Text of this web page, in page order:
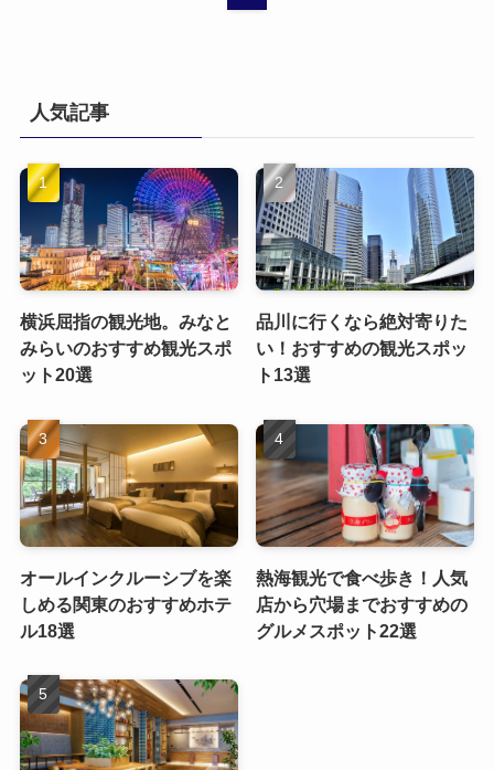
人気記事
横浜屈指の観光地。みなと
みらいのおすすめ観光スポ
ット20選
品川に行くなら絶対寄りた
い！おすすめの観光スポッ
ト13選
オールインクルーシブを楽
しめる関東のおすすめホテ
ル18選
熱海観光で食べ歩き！人気
店から穴場までおすすめの
グルメスポット22選